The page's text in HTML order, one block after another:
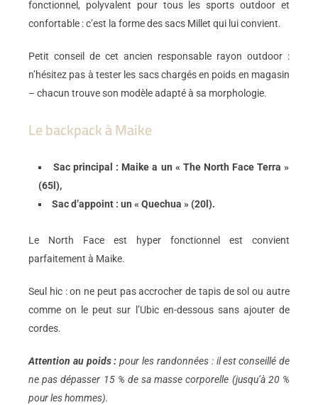
fonctionnel, polyvalent pour tous les sports outdoor et
confortable : c’est la forme des sacs Millet qui lui convient.
Petit conseil de cet ancien responsable rayon outdoor :
n’hésitez pas à tester les sacs chargés en poids en magasin
– chacun trouve son modèle adapté à sa morphologie.
Le backpack à Maike
Sac principal : Maike a un « The North Face Terra »
(65l),
Sac d’appoint : un « Quechua » (20l).
Le North Face est hyper fonctionnel est convient
parfaitement à Maike.
Seul hic : on ne peut pas accrocher de tapis de sol ou autre
comme on le peut sur l’Ubic en-dessous sans ajouter de
cordes.
Attention au poids : pour les randonnées : il est conseillé de
ne pas dépasser 15 % de sa masse corporelle (jusqu’à 20 %
pour les hommes).